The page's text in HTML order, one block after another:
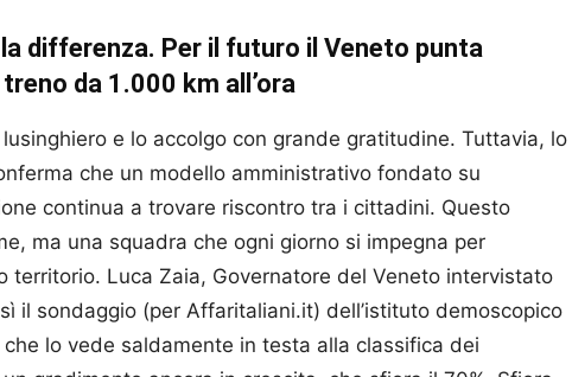
la differenza. Per il futuro il Veneto punta
da 1.000 km all’ora
e lo accolgo con grande gratitudine. Tuttavia, lo
che un modello amministrativo fondato su
continua a trovare riscontro tra i cittadini. Questo
ma una squadra che ogni giorno si impegna per
territorio. Luca Zaia, Governatore del Veneto intervistato
il sondaggio (per Affaritaliani.it) dell’istituto demoscopico
lo vede saldamente in testa alla classifica dei